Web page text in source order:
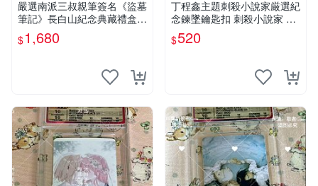
嚴選南派三叔親筆簽名《盜墓
筆記》長白山紀念典藏禮盒，
限量收藏必備 原著小說 定價
特別款
$1,680
丁程鑫主題刺殺小說家厳選紀
念鍊墜鑰匙扣 刺殺小說家 丁
程鑫 鍊墜
$520